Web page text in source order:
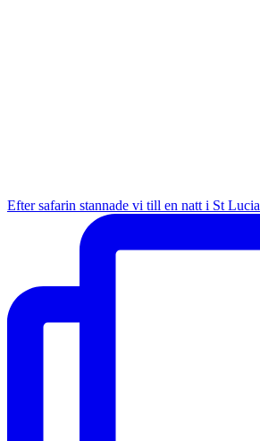
Efter safarin stannade vi till en natt i St Lucia